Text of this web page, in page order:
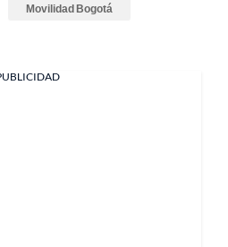
Movilidad Bogotá